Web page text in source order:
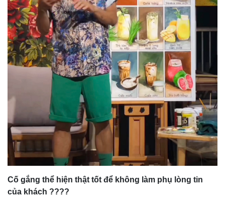
Cố gắng thể hiện thật tốt để không làm phụ lòng tin
của khách ????